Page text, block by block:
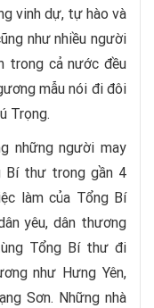
vinh dự, tự hào và
như nhiều người
trong cả nước đều
mẫu nói đi đôi
Trọng.
những người may
Bí thư trong gần 4
làm của Tổng Bí
yêu, dân thương
Tổng Bí thư đi
như Hưng Yên,
Sơn. Những nhà